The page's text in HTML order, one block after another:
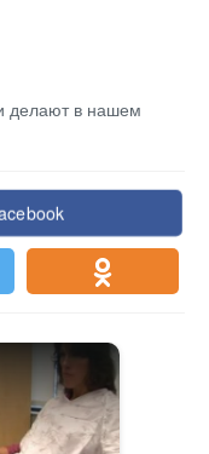
делают в нашем